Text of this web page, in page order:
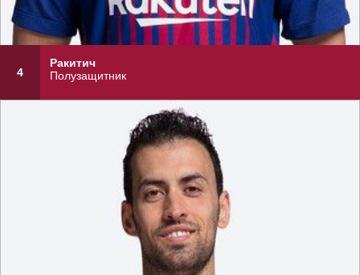
4
Ракитич
Полузащитник